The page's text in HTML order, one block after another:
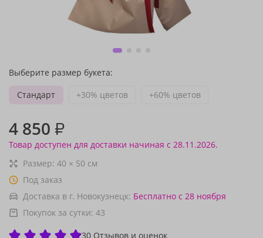
Выберите размер букета:
Стандарт
+30% цветов +60% цветов
4 850 ₽
Товар доступен для доставки начиная с 28.11.2026.
Размер: 40 × 50 см
Под заказ
Доставка в г. Новокузнецк: Бесплатно с 28 ноября
Покупок за сутки: 43
30 Отзывов и оценок